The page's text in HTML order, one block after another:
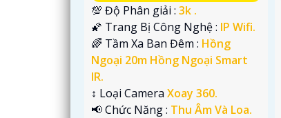
💯 Độ Phân giải : 3k .
🌠 Trang Bị Công Nghệ : IP Wifi.
🌈 Tầm Xa Ban Đêm : Hồng
Ngoại 20m Hồng Ngoại Smart
IR.
↕️ Loại Camera Xoay 360.
️📢 Chức Năng : Thu Âm Và Loa.